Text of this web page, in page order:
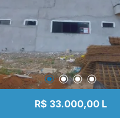
R$ 33.000,00 L